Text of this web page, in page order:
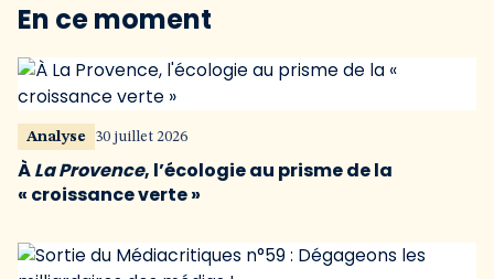
En ce moment
Analyse 30 juillet 2026
ÀLa Provence, l’écologie au prisme de la
« croissance verte »